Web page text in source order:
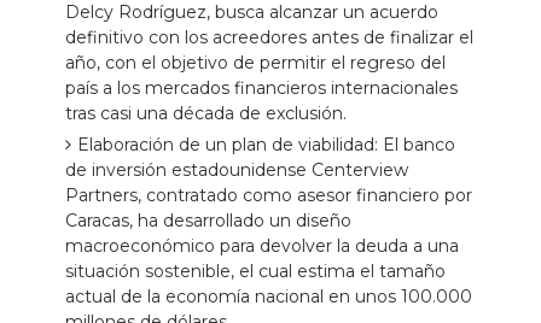
Delcy Rodríguez, busca alcanzar un acuerdo
definitivo con los acreedores antes de finalizar el
año, con el objetivo de permitir el regreso del
país a los mercados financieros internacionales
tras casi una década de exclusión.
Elaboración de un plan de viabilidad: El banco
de inversión estadounidense Centerview
Partners, contratado como asesor financiero por
Caracas, ha desarrollado un diseño
macroeconómico para devolver la deuda a una
situación sostenible, el cual estima el tamaño
actual de la economía nacional en unos 100.000